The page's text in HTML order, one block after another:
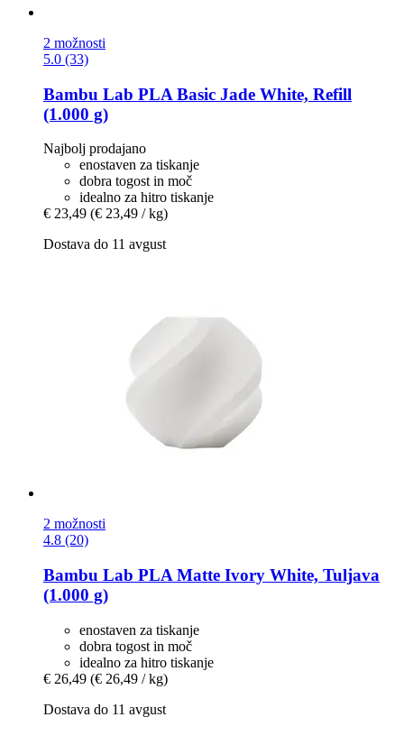
2 možnosti
5.0 (33)
Bambu Lab PLA Basic Jade White, Refill
(1.000 g)
Najbolj prodajano
enostaven za tiskanje
dobra togost in moč
idealno za hitro tiskanje
€ 23,49 (€ 23,49 / kg)
Dostava do 11 avgust
2 možnosti
4.8 (20)
Bambu Lab PLA Matte Ivory White, Tuljava
(1.000 g)
enostaven za tiskanje
dobra togost in moč
idealno za hitro tiskanje
€ 26,49 (€ 26,49 / kg)
Dostava do 11 avgust